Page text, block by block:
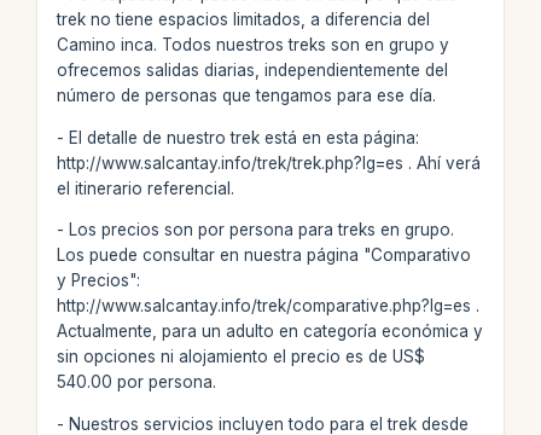
trek no tiene espacios limitados, a diferencia del
Camino inca. Todos nuestros treks son en grupo y
ofrecemos salidas diarias, independientemente del
número de personas que tengamos para ese día.
- El detalle de nuestro trek está en esta página:
http://www.salcantay.info/trek/trek.php?lg=es . Ahí verá
el itinerario referencial.
- Los precios son por persona para treks en grupo.
Los puede consultar en nuestra página "Comparativo
y Precios":
http://www.salcantay.info/trek/comparative.php?lg=es .
Actualmente, para un adulto en categoría económica y
sin opciones ni alojamiento el precio es de US$
540.00 por persona.
- Nuestros servicios incluyen todo para el trek desde